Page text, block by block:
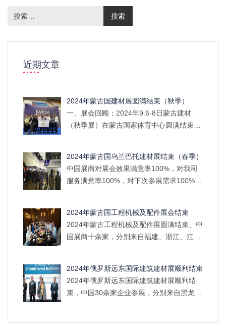
近期文章
2024年蒙古国建材展圆满结束（秋季）
一、展会回顾：2024年9.6-8日蒙古建材
（秋季展）在蒙古国家体育中心圆满结束，
级酒店用餐方面：网红打卡地蒙古包用餐，
体验蒙古包风情，蒙古特色餐厅，火锅，快
餐等等，客户们均给出了特别好的评价！风
2024年蒙古国乌兰巴托建材展结束（春季）
中国展商对展会效果满意率100%，对我司
服务满意率100%，对下次参展需求100%，
展。
2024年蒙古国工程机械及配件展会结束
2024年蒙古工程机械及配件展圆满结束、中
国展商十余家，分别来自福建、浙江、江
展会，不内卷，效果好。前期及后期安排特
色旅游项目及美食，让展商们在忙碌工作的
同时，享受蒙古独特的风景口味。
2024年俄罗斯远东国际建筑建材展顺利结束
2024年俄罗斯远东国际建筑建材展顺利结
束，中国30余家企业参展，分别来自黑龙